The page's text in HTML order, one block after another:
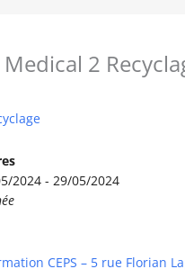
Medical 2
2024 - 29/05/2024
CEPS – 5 rue Florian